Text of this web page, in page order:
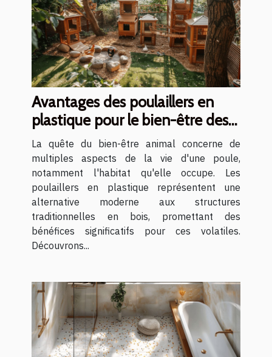
Avantages des poulaillers en
plastique pour le bien-être des
poules
La quête du bien-être animal concerne de
multiples aspects de la vie d'une poule,
notamment l'habitat qu'elle occupe. Les
poulaillers en plastique représentent une
alternative moderne aux structures
traditionnelles en bois, promettant des
bénéfices significatifs pour ces volatiles.
Découvrons...